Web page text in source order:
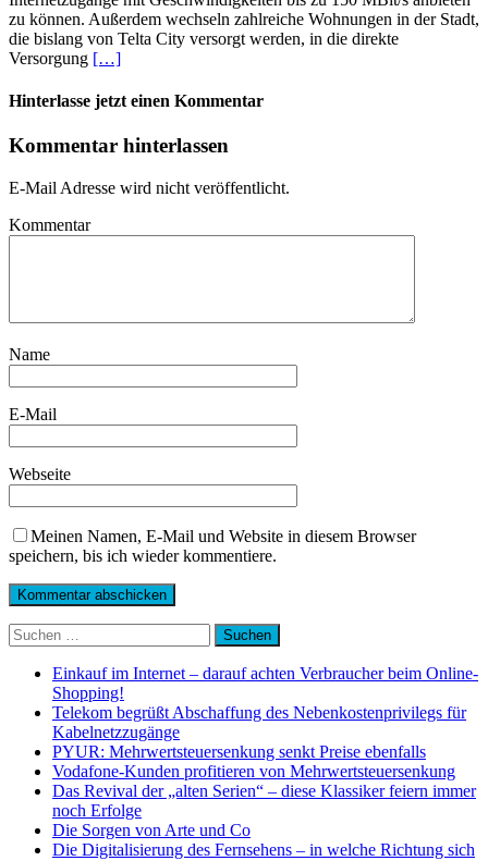
zu können. Außerdem wechseln zahlreiche Wohnungen in der Stadt,
die bislang von Telta City versorgt werden, in die direkte
Versorgung […]
Hinterlasse jetzt einen Kommentar
Kommentar hinterlassen
E-Mail Adresse wird nicht veröffentlicht.
Kommentar
Name
E-Mail
Webseite
Meinen Namen, E-Mail und Website in diesem Browser
speichern, bis ich wieder kommentiere.
Suchen
nach:
Einkauf im Internet – darauf achten Verbraucher beim Online-
Shopping!
Telekom begrüßt Abschaffung des Nebenkostenprivilegs für
Kabelnetzzugänge
PYUR: Mehrwertsteuersenkung senkt Preise ebenfalls
Vodafone-Kunden profitieren von Mehrwertsteuersenkung
Das Revival der „alten Serien“ – diese Klassiker feiern immer
noch Erfolge
Die Sorgen von Arte und Co
Die Digitalisierung des Fernsehens – in welche Richtung sich